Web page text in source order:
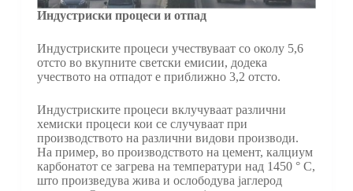
Индустриски процеси и отпад
Индустриските процеси учествуваат со околу 5,6
отсто во вкупните светски емисии, додека
учеството на отпадот е приближно 3,2 отсто.
Индустриските процеси вклучуваат различни
хемиски процеси кои се случуваат при
производството на различни видови производи.
На пример, во производството на цемент, калциум
карбонатот се загрева на температури над 1450 ° C,
што произведува жива и ослободува јаглерод